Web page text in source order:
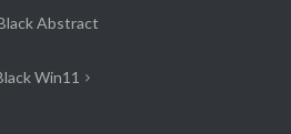
Abstract
Win11